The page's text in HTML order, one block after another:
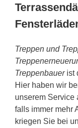
Treppen und
Treppenbauerist
Hier haben wir
unserem Service
falls immer mehr
kriegen Sie bei